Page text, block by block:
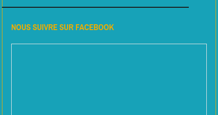
NOUS SUIVRE SUR FACEBOOK